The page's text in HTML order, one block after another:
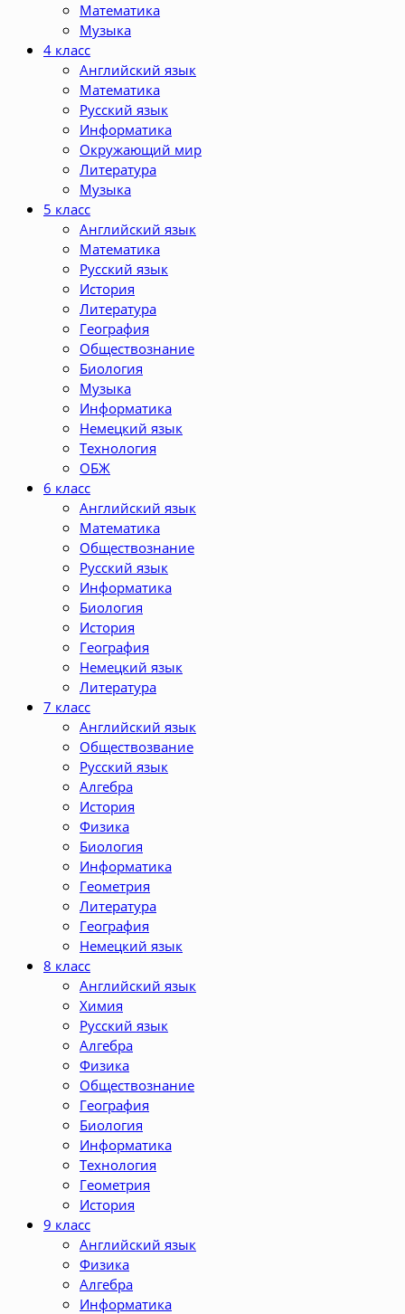
Математика
Музыка
4 класс
Английский язык
Математика
Русский язык
Информатика
Окружающий мир
Литература
Музыка
5 класс
Английский язык
Математика
Русский язык
История
Литература
География
Обществознание
Биология
Музыка
Информатика
Немецкий язык
Технология
ОБЖ
6 класс
Английский язык
Математика
Обществознание
Русский язык
Информатика
Биология
История
География
Немецкий язык
Литература
7 класс
Английский язык
Обществозвание
Русский язык
Алгебра
История
Физика
Биология
Информатика
Геометрия
Литература
География
Немецкий язык
8 класс
Английский язык
Химия
Русский язык
Алгебра
Физика
Обществознание
География
Биология
Информатика
Технология
Геометрия
История
9 класс
Английский язык
Физика
Алгебра
Информатика